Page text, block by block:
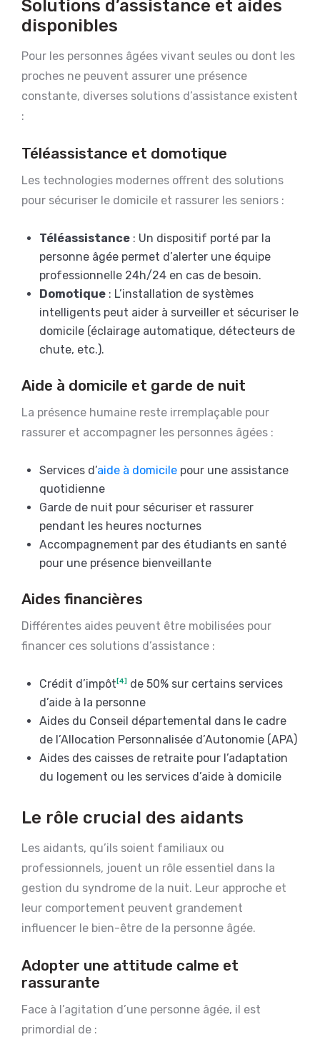
Solutions d’assistance et aides
disponibles
Pour les personnes âgées vivant seules ou dont les
proches ne peuvent assurer une présence
constante, diverses solutions d’assistance existent
:
Téléassistance et domotique
Les technologies modernes offrent des solutions
pour sécuriser le domicile et rassurer les seniors :
Téléassistance : Un dispositif porté par la
personne âgée permet d’alerter une équipe
professionnelle 24h/24 en cas de besoin.
Domotique : L’installation de systèmes
intelligents peut aider à surveiller et sécuriser le
domicile (éclairage automatique, détecteurs de
chute, etc.).
Aide à domicile et garde de nuit
La présence humaine reste irremplaçable pour
rassurer et accompagner les personnes âgées :
Services d’aide à domicile pour une assistance
quotidienne
Garde de nuit pour sécuriser et rassurer
pendant les heures nocturnes
Accompagnement par des étudiants en santé
pour une présence bienveillante
Aides financières
Différentes aides peuvent être mobilisées pour
financer ces solutions d’assistance :
Crédit d’impôt [4] de 50% sur certains services
d’aide à la personne
Aides du Conseil départemental dans le cadre
de l’Allocation Personnalisée d’Autonomie (APA)
Aides des caisses de retraite pour l’adaptation
du logement ou les services d’aide à domicile
Le rôle crucial des aidants
Les aidants, qu’ils soient familiaux ou
professionnels, jouent un rôle essentiel dans la
gestion du syndrome de la nuit. Leur approche et
leur comportement peuvent grandement
influencer le bien-être de la personne âgée.
Adopter une attitude calme et
rassurante
Face à l’agitation d’une personne âgée, il est
primordial de :